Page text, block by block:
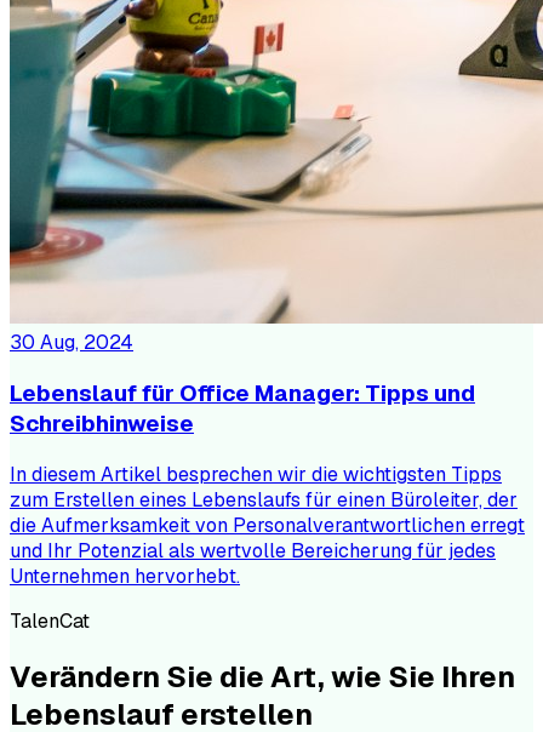
30 Aug, 2024
Lebenslauf für Office Manager: Tipps und
Schreibhinweise
In diesem Artikel besprechen wir die wichtigsten Tipps
zum Erstellen eines Lebenslaufs für einen Büroleiter, der
die Aufmerksamkeit von Personalverantwortlichen erregt
und Ihr Potenzial als wertvolle Bereicherung für jedes
Unternehmen hervorhebt.
TalenCat
Verändern Sie die Art, wie Sie Ihren
Lebenslauf erstellen